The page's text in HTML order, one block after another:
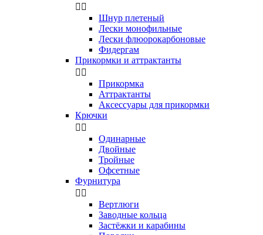
 
Шнур плетеный
Лески монофильные
Лески флюорокарбоновые
Фидергам
Прикормки и аттрактанты
 
Прикормка
Аттрактанты
Аксессуары для прикормки
Крючки
 
Одинарные
Двойные
Тройные
Офсетные
Фурнитура
 
Вертлюги
Заводные кольца
Застёжки и карабины